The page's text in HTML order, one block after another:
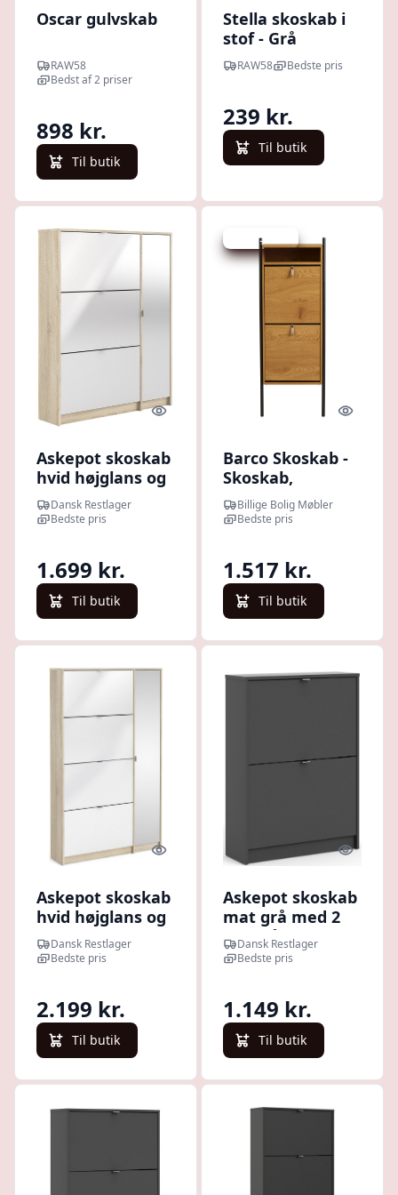
Oscar gulvskab
RAW58
Bedst af 2 priser
898 kr.
Til butik
Stella skoskab i
stof - Grå
RAW58 Bedste pris
239 kr.
Til butik
Quick look
Askepot skoskab
hvid højglans og
ege look med 3
vippelåger til 18
Dansk Restlager
Bedste pris
1.699 kr.
Til butik
Spar -518 kr.
Quick
Barco Skoskab -
Skoskab,
Egetræslook
62X26X118 Cm
Billige Bolig Møbler
Bedste pris
1.517 kr.
Til butik
Quick look
Askepot skoskab
hvid højglans og
ege look med 4
vippelåger til 24
Dansk Restlager
Bedste pris
2.199 kr.
Til butik
Quick
Askepot skoskab
mat grå med 2
vippelåger og
plads til 12 par
Dansk Restlager
Bedste pris
1.149 kr.
Til butik